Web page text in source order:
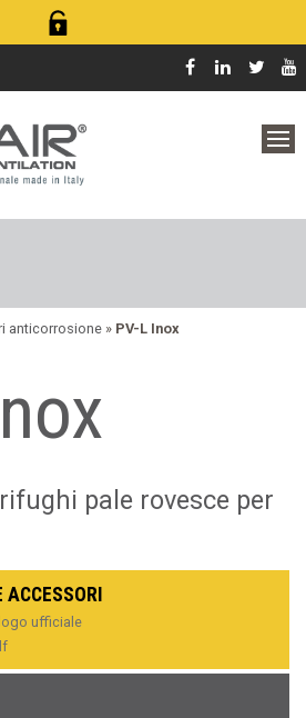
anticorrosione » PV-L Inox
pale rovesce per
ACCESSORI
ufficiale